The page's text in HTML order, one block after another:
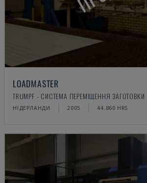
LOADMASTER
TRUMPF - СИСТЕМА ПЕРЕМІЩЕННЯ ЗАГОТОВКИ
НІДЕРЛАНДИ 2005 44.860 HRS